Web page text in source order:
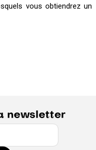
vous obtiendrez un
newsletter